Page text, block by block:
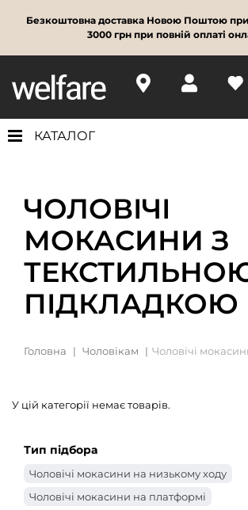
Безкоштовна доставка Новою Поштою при
3000 грн при повній оплаті
КАТАЛОГ
ЧОЛОВІЧІ
МОКАСИНИ З
ПІДКЛАДКОЮ
Головна Чоловікам Чоловічі
У цій категорії немає товарів.
Тип підбора
Чоловічі мокасини на низькому ходу
Чоловічі мокасини на платформі